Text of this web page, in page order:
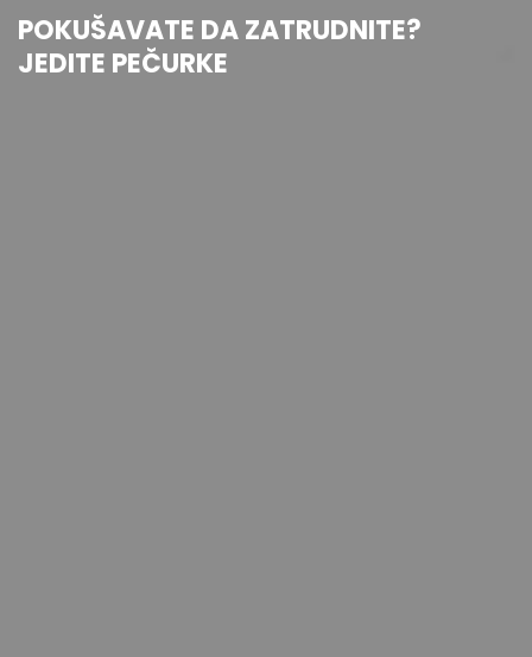
POKUŠAVATE DA ZATRUDNITE?
JEDITE PEČURKE